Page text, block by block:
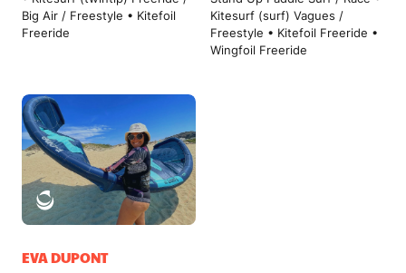
Big Air / Freestyle • Kitefoil
Freeride
Kitesurf (surf) Vagues /
Freestyle • Kitefoil Freeride •
Wingfoil Freeride
EVA DUPONT